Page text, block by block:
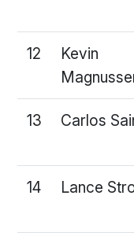
12
Kevin
13 Carlos
14 Lance